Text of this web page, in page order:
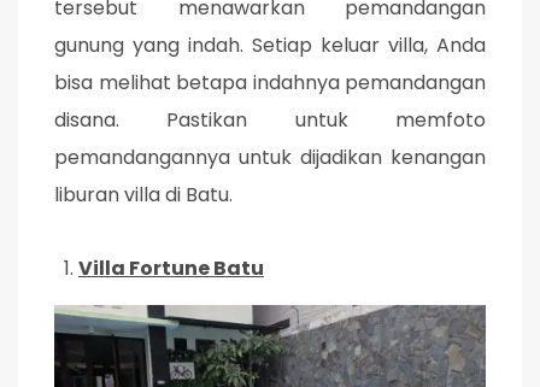
tersebut menawarkan pemandangan
gunung yang indah. Setiap keluar villa, Anda
bisa melihat betapa indahnya pemandangan
disana. Pastikan untuk memfoto
pemandangannya untuk dijadikan kenangan
liburan villa di Batu.
Villa Fortune Batu